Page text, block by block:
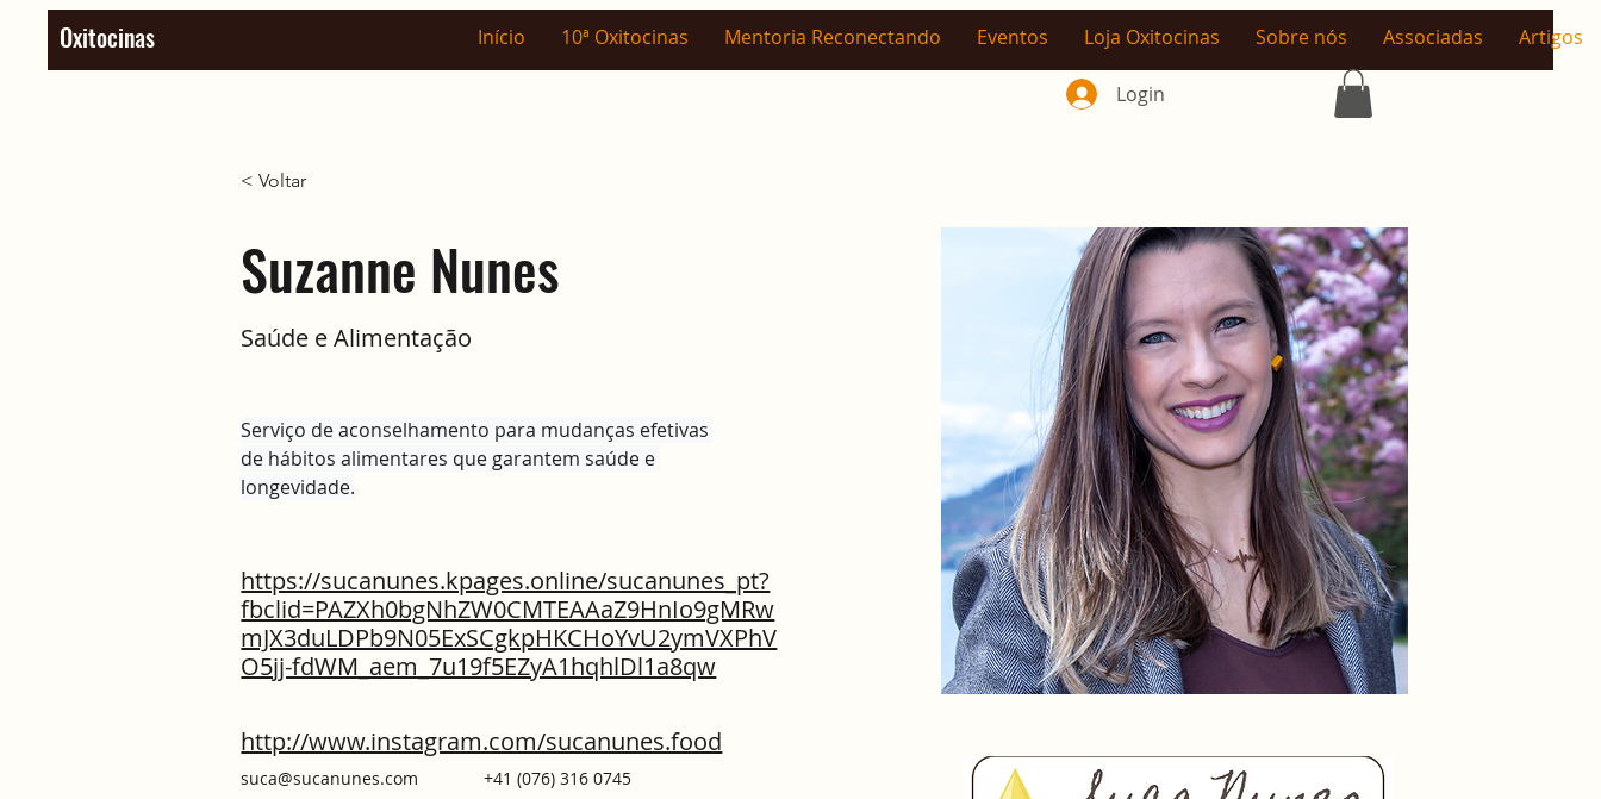
Oxitocinas
Login
Início 10ª Oxitocinas Mentoria Reconectando Eventos Loja Oxitocinas Sobre nós Associadas Artigos
< Voltar
Suzanne Nunes
Saúde e Alimentação
Serviço de aconselhamento para mudanças efetivas
de hábitos alimentares que garantem saúde e
longevidade.
https://sucanunes.kpages.online/sucanunes_pt?
fbclid=PAZXh0bgNhZW0CMTEAAaZ9HnIo9gMRw
mJX3duLDPb9N05ExSCgkpHKCHoYvU2ymVXPhV
O5jj-fdWM_aem_7u19f5EZyA1hqhlDl1a8qw
http://www.instagram.com/sucanunes.food
suca@sucanunes.com +41 (076) 316 0745